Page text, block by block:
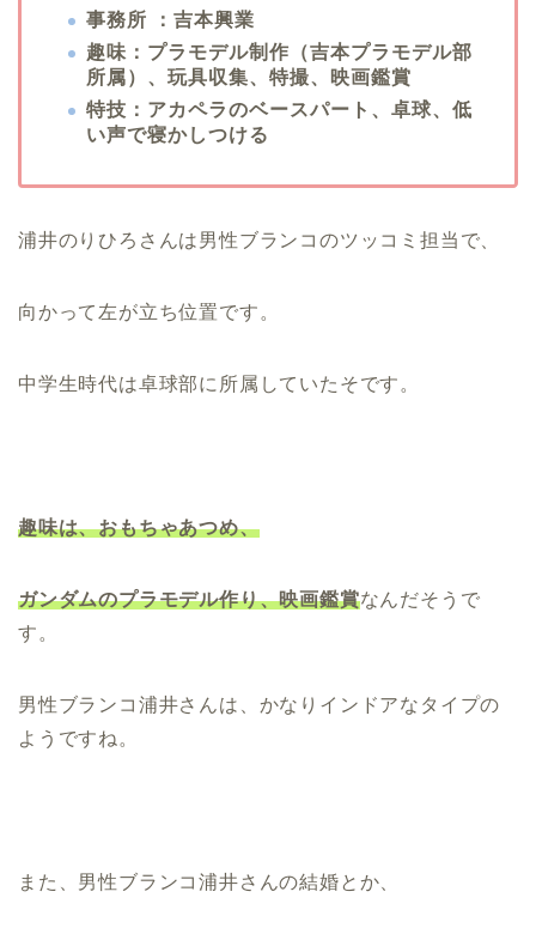
事務所 ：吉本興業
趣味：プラモデル制作（吉本プラモデル部
所属）、玩具収集、特撮、映画鑑賞
特技：アカペラのベースパート、卓球、低
い声で寝かしつける
浦井のりひろさんは男性ブランコのツッコミ担当で、
向かって左が立ち位置です。
中学生時代は卓球部に所属していたそです。
趣味は、おもちゃあつめ、
ガンダムのプラモデル作り、映画鑑賞なんだそうで
す。
男性ブランコ浦井さんは、かなりインドアなタイプの
ようですね。
また、男性ブランコ浦井さんの結婚とか、